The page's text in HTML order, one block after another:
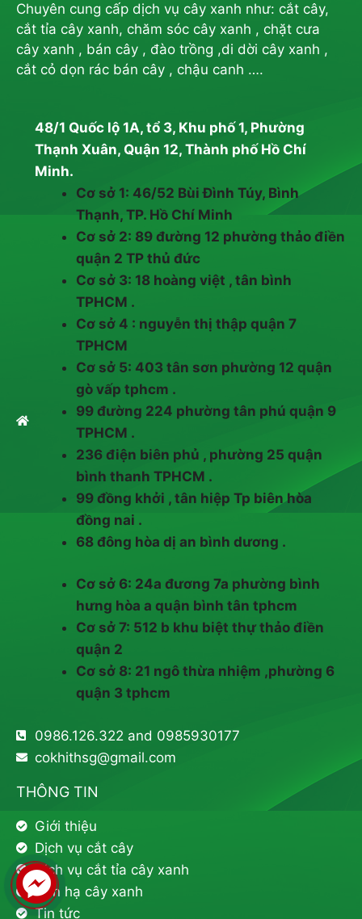
Chuyên cung cấp dịch vụ cây xanh như: cắt cây,
cắt tỉa cây xanh, chăm sóc cây xanh , chặt cưa
cây xanh , bán cây , đào trồng ,di dời cây xanh ,
cắt cỏ dọn rác bán cây , chậu canh ….
48/1 Quốc lộ 1A, tổ 3, Khu phố 1, Phường
Thạnh Xuân, Quận 12, Thành phố Hồ Chí
Minh.
Cơ sở 1: 46/52 Bùi Đình Túy, Bình
Thạnh, TP. Hồ Chí Minh
Cơ sở 2: 89 đường 12 phường thảo điền
quận 2 TP thủ đức
Cơ sở 3: 18 hoàng việt , tân bình
TPHCM .
Cơ sở 4 : nguyễn thị thập quận 7
TPHCM
Cơ sở 5: 403 tân sơn phường 12 quận
gò vấp tphcm .
99 đường 224 phường tân phú quận 9
TPHCM .
236 điện biên phủ , phường 25 quận
bình thanh TPHCM .
99 đồng khởi , tân hiệp Tp biên hòa
đồng nai .
68 đông hòa dị an bình dương .
Cơ sở 6: 24a đương 7a phường bình
hưng hòa a quận bình tân tphcm
Cơ sở 7: 512 b khu biệt thự thảo điền
quận 2
Cơ sở 8: 21 ngô thừa nhiệm ,phường 6
quận 3 tphcm
0986.126.322 and 0985930177
cokhithsg@gmail.com
THÔNG TIN
Giới thiệu
Dịch vụ cắt cây
Dịch vụ cắt tỉa cây xanh
Đốn hạ cây xanh
Tin tức